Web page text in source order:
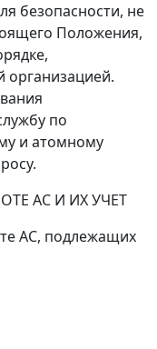
безопасности, не
Положения,
организацией.
по
и атомному
АС И ИХ УЧЕТ
АС, подлежащих